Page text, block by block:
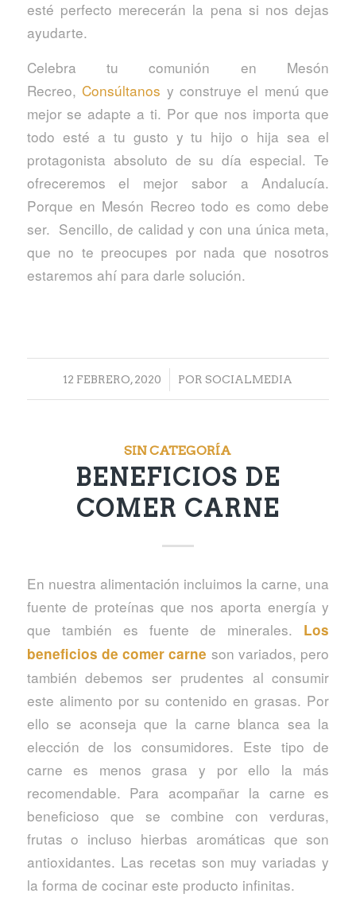
esté perfecto merecerán la pena si nos dejas
ayudarte.
Celebra tu comunión en Mesón
Recreo,Consúltanos y construye el menú que
mejor se adapte a ti. Por que nos importa que
todo esté a tu gusto y tu hijo o hija sea el
protagonista absoluto de su día especial. Te
ofreceremos el mejor sabor a Andalucía.
Porque en Mesón Recreo todo es como debe
ser. Sencillo, de calidad y con una única meta,
que no te preocupes por nada que nosotros
estaremos ahí para darle solución.
12 FEBRERO, 2020
/ PORSOCIALMEDIA
SIN CATEGORÍA
BENEFICIOS DE
COMER CARNE
En nuestra alimentación incluimos la carne, una
fuente de proteínas que nos aporta energía y
que también es fuente de minerales. Los
beneficios de comer carne son variados, pero
también debemos ser prudentes al consumir
este alimento por su contenido en grasas. Por
ello se aconseja que la carne blanca sea la
elección de los consumidores. Este tipo de
carne es menos grasa y por ello la más
recomendable. Para acompañar la carne es
beneficioso que se combine con verduras,
frutas o incluso hierbas aromáticas que son
antioxidantes. Las recetas son muy variadas y
la forma de cocinar este producto infinitas.